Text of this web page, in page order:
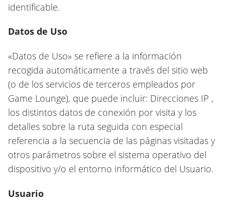
identificable.
Datos de Uso
«Datos de Uso» se refiere a la información
recogida automáticamente a través del sitio web
(o de los servicios de terceros empleados por
Game Lounge), que puede incluir: Direcciones IP ,
los distintos datos de conexión por visita y los
detalles sobre la ruta seguida con especial
referencia a la secuencia de las páginas visitadas y
otros parámetros sobre el sistema operativo del
dispositivo y/o el entorno informático del Usuario.
Usuario